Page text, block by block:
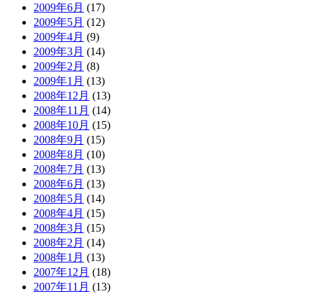
2009年6月 (17)
2009年5月 (12)
2009年4月 (9)
2009年3月 (14)
2009年2月 (8)
2009年1月 (13)
2008年12月 (13)
2008年11月 (14)
2008年10月 (15)
2008年9月 (15)
2008年8月 (10)
2008年7月 (13)
2008年6月 (13)
2008年5月 (14)
2008年4月 (15)
2008年3月 (15)
2008年2月 (14)
2008年1月 (13)
2007年12月 (18)
2007年11月 (13)